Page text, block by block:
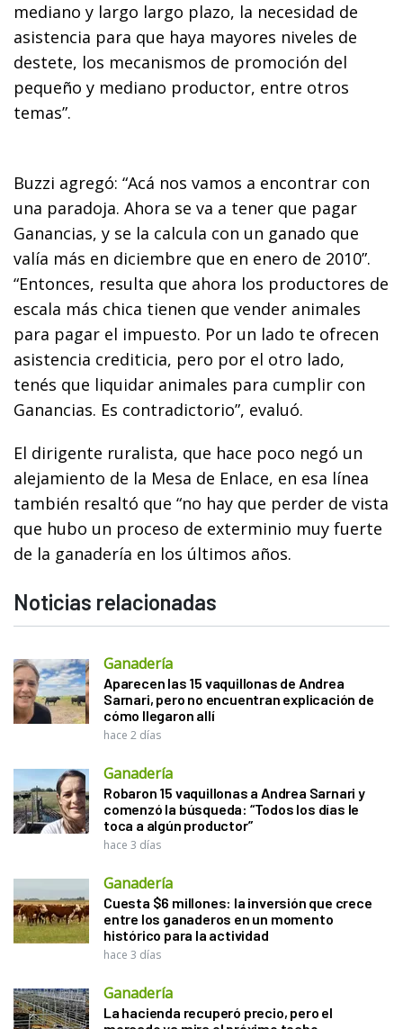
mediano y largo largo plazo, la necesidad de
asistencia para que haya mayores niveles de
destete, los mecanismos de promoción del
pequeño y mediano productor, entre otros
temas”.
Buzzi agregó: “Acá nos vamos a encontrar con
una paradoja. Ahora se va a tener que pagar
Ganancias, y se la calcula con un ganado que
valía más en diciembre que en enero de 2010”.
“Entonces, resulta que ahora los productores de
escala más chica tienen que vender animales
para pagar el impuesto. Por un lado te ofrecen
asistencia crediticia, pero por el otro lado,
tenés que liquidar animales para cumplir con
Ganancias. Es contradictorio”, evaluó.
El dirigente ruralista, que hace poco negó un
alejamiento de la Mesa de Enlace, en esa línea
también resaltó que “no hay que perder de vista
que hubo un proceso de exterminio muy fuerte
de la ganadería en los últimos años.
Noticias relacionadas
Ganadería
Aparecen las 15 vaquillonas de Andrea
Sarnari, pero no encuentran explicación de
cómo llegaron allí
hace 2 días
Ganadería
Robaron 15 vaquillonas a Andrea Sarnari y
comenzó la búsqueda: “Todos los días le
toca a algún productor”
hace 3 días
Ganadería
Cuesta $6 millones: la inversión que crece
entre los ganaderos en un momento
histórico para la actividad
hace 3 días
Ganadería
La hacienda recuperó precio, pero el